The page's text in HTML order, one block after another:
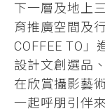
下一層及地上
育推廣空間及
COFFEE TO」
設計文創選品
在欣賞攝影藝
一起呼朋引伴